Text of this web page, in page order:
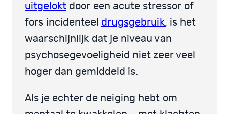
uitgelokt door een acute stressor of
fors incidenteel drugsgebruik, is het
waarschijnlijk dat je niveau van
psychosegevoeligheid niet zeer veel
hoger dan gemiddeld is.
Als je echter de neiging hebt om